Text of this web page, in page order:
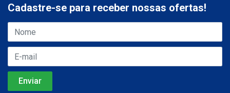
Cadastre-se para receber nossas ofertas!